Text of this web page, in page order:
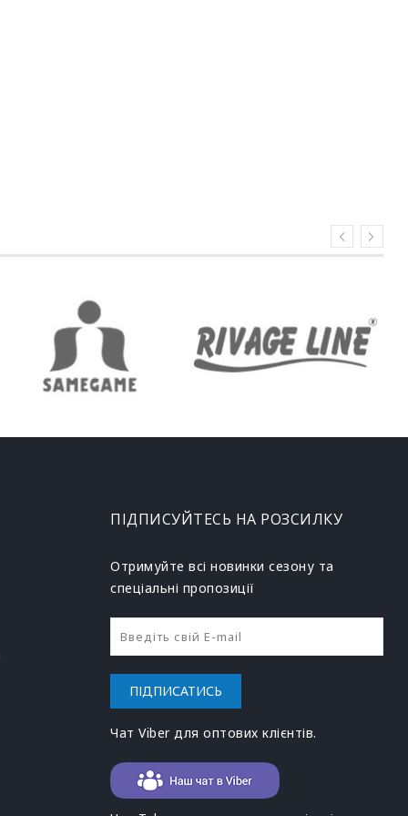
ПІДПИСУЙТЕСЬ НА РОЗСИЛКУ
Отримуйте всі новинки сезону та
спеціальні пропозиції
ПІДПИСАТИСЬ
Чат Viber для оптових клієнтів.